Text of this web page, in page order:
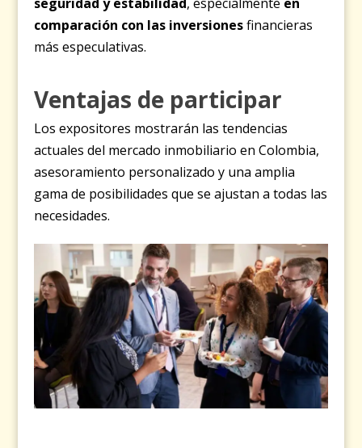
comparación con las inversionesfinancieras
más especulativas.
Ventajas de participar
Los expositores mostrarán las tendencias
actuales del mercado inmobiliario en Colombia,
asesoramiento personalizado y una amplia
gama de posibilidades que se ajustan a todas las
necesidades.